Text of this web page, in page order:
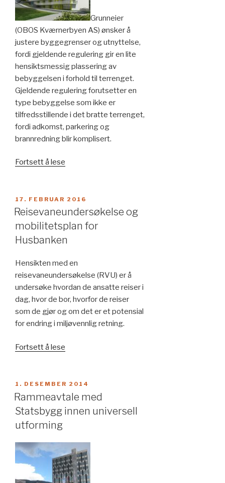
Grunneier
(OBOS Kværnerbyen AS) ønsker å
justere byggegrenser og utnyttelse,
fordi gjeldende regulering gir en lite
hensiktsmessig plassering av
bebyggelsen i forhold til terrenget.
Gjeldende regulering forutsetter en
type bebyggelse som ikke er
tilfredsstillende i det bratte terrenget,
fordi adkomst, parkering og
brannredning blir komplisert.
Fortsett å lese
PUBLISERT
17. FEBRUAR 2016
Reisevaneundersøkelse og
mobilitetsplan for
Husbanken
Hensikten med en
reisevaneundersøkelse (RVU) er å
undersøke hvordan de ansatte reiser i
dag, hvor de bor, hvorfor de reiser
som de gjør og om det er et potensial
for endring i miljøvennlig retning.
Fortsett å lese
for
Husbanken»
PUBLISERT
1. DESEMBER 2014
Rammeavtale med
Statsbygg innen universell
utforming